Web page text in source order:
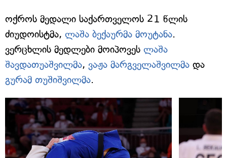
ოქროს მედალი საქართველოს 21 წლის
ძიუდოისტმა, ლაშა ბექაურმა მოუტანა.
ვერცხლის მედლები მოიპოვეს ლაშა
შავდათუაშვილმა, ვაჟა მარგველაშვილმა და
გურამ თუშიშვილმა.